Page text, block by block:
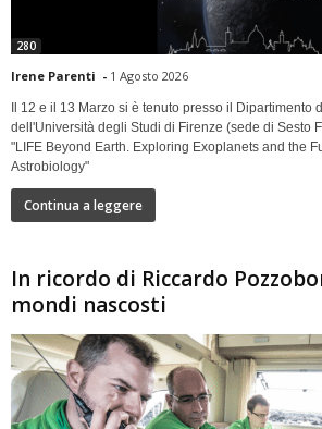
280
Irene Parenti - 1 Agosto 2026
Il 12 e il 13 Marzo si è tenuto presso il Dipartimento
dell'Università degli Studi di Firenze (sede di Sesto
"LIFE Beyond Earth. Exploring Exoplanets and the
Astrobiology"
Continua a leggere
In ricordo di Riccardo
mondi nascosti